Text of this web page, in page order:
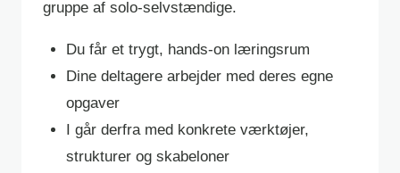
gruppe af solo-selvstændige.
Du får et trygt, hands-on læringsrum
Dine deltagere arbejder med deres egne
opgaver
I går derfra med konkrete værktøjer,
strukturer og skabeloner